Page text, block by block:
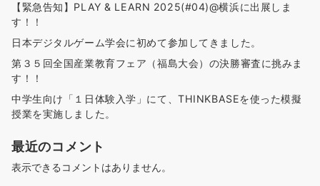
【緊急告知】PLAY & LEARN 2025(#04)@横浜に出展しま
す！！
日本デジタルゲーム学会に初めて参加してきました。
第３５回全国産業教育フェア（福島大会）の決勝審査に挑みま
す！！
中学生向け「１日体験入学」にて、THINKBASEを使った模擬
授業を実施しました。
最近のコメント
表示できるコメントはありません。